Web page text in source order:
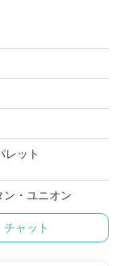
レット
・ユニオン
チャット